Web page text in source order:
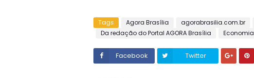
Tags Agora Brasília agorabrasilia.com.br
Da redação do Portal AGORA Brasília
Economia
Facebook Twitter